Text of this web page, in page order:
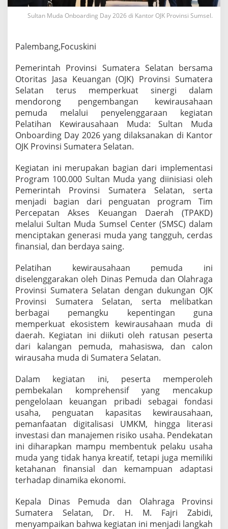
k
o
t
m
K
i
r
a
u
s
a
a
a
n
M
u
d
a
Sultan Muda Onboarding Day 2026 di Kantor OJK Provinsi Sumsel.
Palembang,Focuskini
Pemerintah Provinsi Sumatera Selatan bersama
Otoritas Jasa Keuangan (OJK) Provinsi Sumatera
Selatan terus memperkuat sinergi dalam
mendorong pengembangan kewirausahaan
pemuda melalui penyelenggaraan kegiatan
Pelatihan Kewirausahaan Muda: Sultan Muda
Onboarding Day 2026 yang dilaksanakan di Kantor
OJK Provinsi Sumatera Selatan.
Kegiatan ini merupakan bagian dari implementasi
Program 100.000 Sultan Muda yang diinisiasi oleh
Pemerintah Provinsi Sumatera Selatan, serta
menjadi bagian dari penguatan program Tim
Percepatan Akses Keuangan Daerah (TPAKD)
melalui Sultan Muda Sumsel Center (SMSC) dalam
menciptakan generasi muda yang tangguh, cerdas
finansial, dan berdaya saing.
Pelatihan kewirausahaan pemuda ini
diselenggarakan oleh Dinas Pemuda dan Olahraga
Provinsi Sumatera Selatan dengan dukungan OJK
Provinsi Sumatera Selatan, serta melibatkan
berbagai pemangku kepentingan guna
memperkuat ekosistem kewirausahaan muda di
daerah. Kegiatan ini diikuti oleh ratusan peserta
dari kalangan pemuda, mahasiswa, dan calon
wirausaha muda di Sumatera Selatan.
Dalam kegiatan ini, peserta memperoleh
pembekalan komprehensif yang mencakup
pengelolaan keuangan pribadi sebagai fondasi
usaha, penguatan kapasitas kewirausahaan,
pemanfaatan digitalisasi UMKM, hingga literasi
investasi dan manajemen risiko usaha. Pendekatan
ini diharapkan mampu membentuk pelaku usaha
muda yang tidak hanya kreatif, tetapi juga memiliki
ketahanan finansial dan kemampuan adaptasi
terhadap dinamika ekonomi.
Kepala Dinas Pemuda dan Olahraga Provinsi
Sumatera Selatan, Dr. H. M. Fajri Zabidi,
menyampaikan bahwa kegiatan ini menjadi langkah